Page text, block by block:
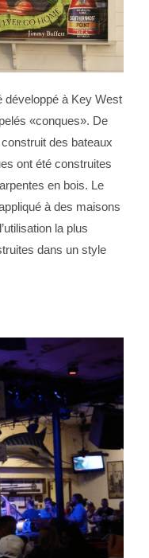
développé à Key West
«conques». De
des bateaux
ont été construites
en bois. Le
à des maisons
la plus
dans un style